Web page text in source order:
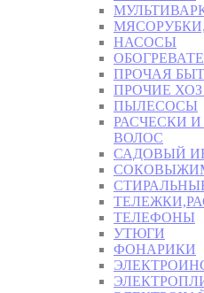
НАСОСЫ
ПРОЧАЯ
ПРОЧИЕ
ПЫЛЕСОСЫ
РАСЧЕСКИ
ВОЛОС
САДОВЫЙ
ТЕЛЕФОНЫ
УТЮГИ
ФОНАРИКИ